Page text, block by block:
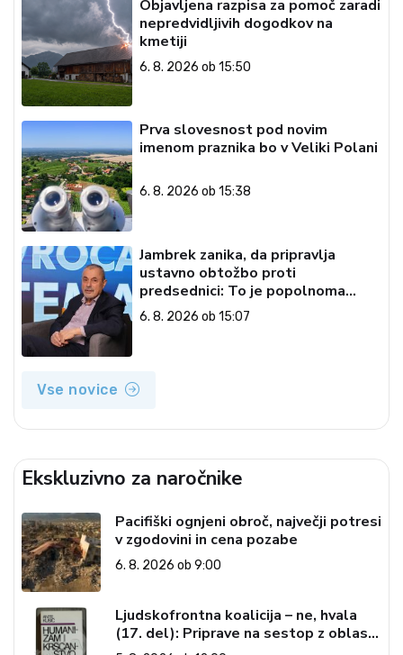
Objavljena razpisa za pomoč zaradi
nepredvidljivih dogodkov na
kmetiji
6. 8. 2026 ob 15:50
Prva slovesnost pod novim
imenom praznika bo v Veliki Polani
6. 8. 2026 ob 15:38
Jambrek zanika, da pripravlja
ustavno obtožbo proti
predsednici: To je popolnoma
neresnična informacija
6. 8. 2026 ob 15:07
Vse novice
Ekskluzivno za naročnike
Pacifiški ognjeni obroč, največji potresi
v zgodovini in cena pozabe
6. 8. 2026 ob 9:00
Ljudskofrontna koalicija – ne, hvala
(17. del): Priprave na sestop z oblasti